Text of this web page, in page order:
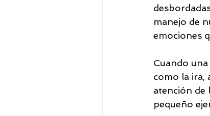
manejo de
emociones
Cuando
como la ira,
atención de
pequeño